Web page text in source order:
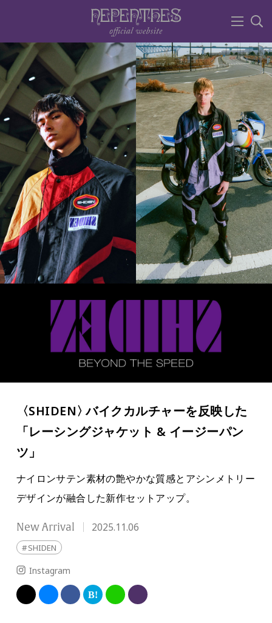
〈SHIDEN〉バイクカルチャーを反映した
「レーシングジャケット & イージーパン
ツ」
ナイロンサテン素材の艶やかな質感とアシンメトリー
デザインが融合した新作セットアップ。
New Arrival 2025.11.06
SHIDEN
Instagram